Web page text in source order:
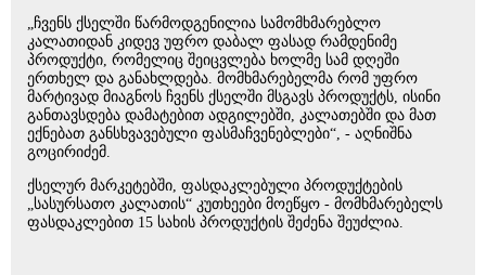
„ჩვენს ქსელში წარმოდგენილია სამომხმარებლო
კალათიდან კიდევ უფრო დაბალ ფასად რამდენიმე
პროდუქტი, რომელიც შეიცვლება ხოლმე სამ დღეში
ერთხელ და განახლდება. მომხმარებელმა რომ უფრო
მარტივად მიაგნოს ჩვენს ქსელში მსგავს პროდუქტს, ისინი
განთავსდება დამატებით ადგილებში, კალათებში და მათ
ექნებათ განსხვავებული ფასმაჩვენებლები“, - აღნიშნა
გოცირიძემ.
ქსელურ მარკეტებში, ფასდაკლებული პროდუქტების
„სასურსათო კალათის“ კუთხეები მოეწყო - მომხმარებელს
ფასდაკლებით 15 სახის პროდუქტის შეძენა შეუძლია.